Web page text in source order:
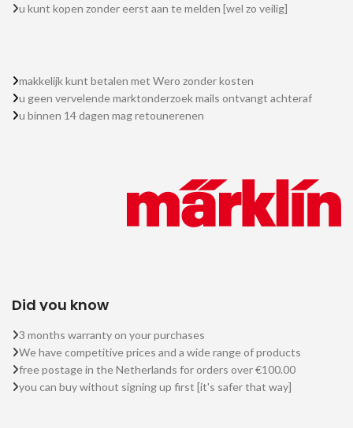
u kunt kopen zonder eerst aan te melden [wel zo veilig]
makkelijk kunt betalen met Wero zonder kosten
u geen vervelende marktonderzoek mails ontvangt achteraf
u binnen 14 dagen mag retounerenen
Did you know
3 months warranty on your purchases
We have competitive prices and a wide range of products
free postage in the Netherlands for orders over €100.00
you can buy without signing up first [it's safer that way]